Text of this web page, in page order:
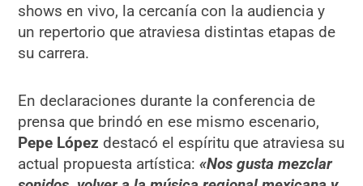
shows en vivo, la cercanía con la audiencia y
un repertorio que atraviesa distintas etapas de
su carrera.
En declaraciones durante la conferencia de
prensa que brindó en ese mismo escenario,
Pepe López destacó el espíritu que atraviesa su
actual propuesta artística:«Nos gusta mezclar